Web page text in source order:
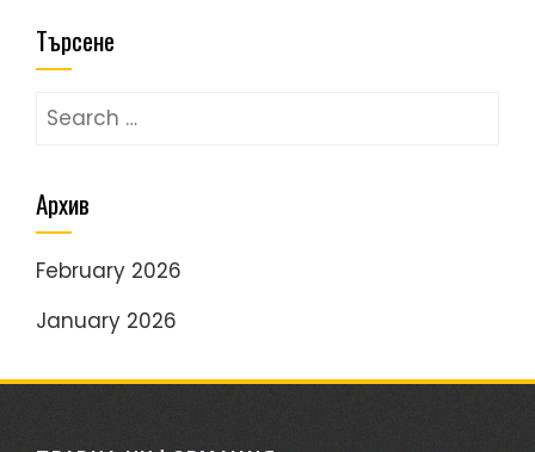
Търсене
Search
Архив
February 2026
January 2026